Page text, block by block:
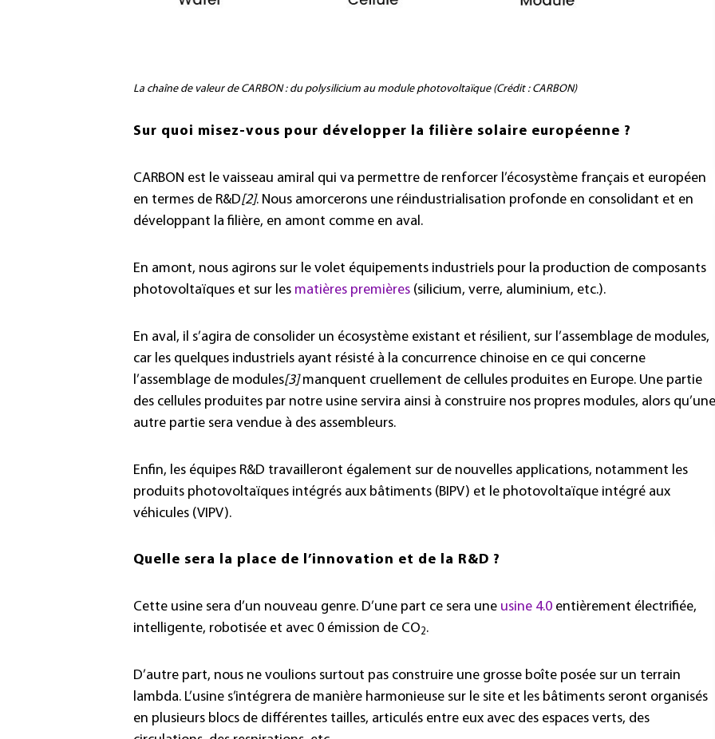
La chaîne de valeur de CARBON : du polysilicium au module photovoltaïque (Crédit : CARBON)
Sur quoi misez-vous pour développer la filière solaire européenne ?
CARBON est le vaisseau amiral qui va permettre de renforcer l’écosystème français et européen
en termes de R&D[2]. Nous amorcerons une réindustrialisation profonde en consolidant et en
développant la filière, en amont comme en aval.
En amont, nous agirons sur le volet équipements industriels pour la production de composants
photovoltaïques et sur les matières premières (silicium, verre, aluminium, etc.).
En aval, il s’agira de consolider un écosystème existant et résilient, sur l’assemblage de modules,
car les quelques industriels ayant résisté à la concurrence chinoise en ce qui concerne
l’assemblage de modules[3]manquent cruellement de cellules produites en Europe. Une partie
des cellules produites par notre usine servira ainsi à construire nos propres modules, alors qu’une
autre partie sera vendue à des assembleurs.
Enfin, les équipes R&D travailleront également sur de nouvelles applications, notamment les
produits photovoltaïques intégrés aux bâtiments (BIPV) et le photovoltaïque intégré aux
véhicules (VIPV).
Quelle sera la place de l’innovation et de la R&D ?
Cette usine sera d’un nouveau genre. D’une part ce sera une usine 4.0 entièrement électrifiée,
intelligente, robotisée et avec 0 émission de CO2.
D’autre part, nous ne voulions surtout pas construire une grosse boîte posée sur un terrain
lambda. L’usine s’intégrera de manière harmonieuse sur le site et les bâtiments seront organisés
en plusieurs blocs de différentes tailles, articulés entre eux avec des espaces verts, des